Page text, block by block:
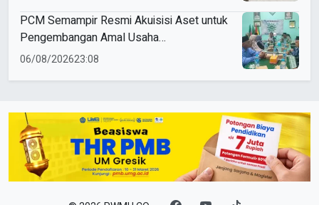
PCM Semampir Resmi Akuisisi Aset untuk
Pengembangan Amal Usaha
Muhammadiyah
06/08/202623:08